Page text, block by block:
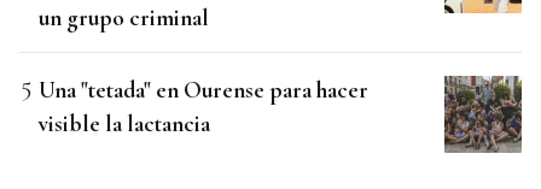
un grupo criminal
Una "tetada" en Ourense para hacer
visible la lactancia